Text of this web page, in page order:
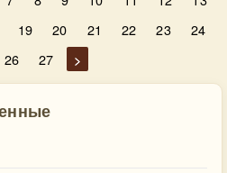
19 20 21 22 23
24
26 27 >